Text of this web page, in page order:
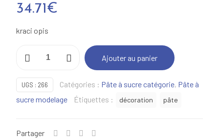
34.71€
kraci opis
Pâte
à
sucre
couleur
Ajouter au panier
UGS : 266 Catégories : Pâte à sucre catégorie, Pâte à
sucre modelage
Étiquettes : décoration pâte
Partager